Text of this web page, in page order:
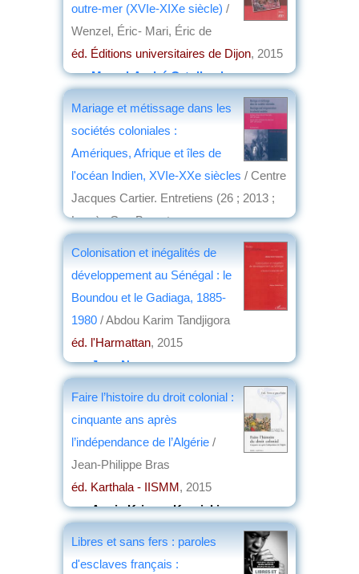
outre-mer (XVIe-XIXe siècle) /
Wenzel, Éric- Mari, Éric de
éd. Éditions universitaires de Dijon, 2015
parMarcel-André Ortolland
Mariage et métissage dans les
sociétés coloniales :
Amériques, Afrique et îles de
l'océan Indien, XVIe-XXe siècles / Centre
Jacques Cartier. Entretiens (26 ; 2013 ;
Lyon) ; Guy Brunet
Colonisation et inégalités de
développement au Sénégal : le
Boundou et le Gadiaga, 1885-
1980 / Abdou Karim Tandjigora
éd. l'Harmattan, 2015
parJean Nemo
Faire l’histoire du droit colonial :
cinquante ans après
l’indépendance de l’Algérie /
Jean-Philippe Bras
éd. Karthala - IISMM, 2015
parAnnie Krieger-Krynicki
Libres et sans fers : paroles
d'esclaves français :